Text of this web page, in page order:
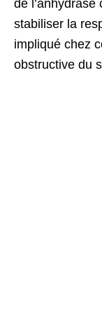
de
stabiliser la
impliqué chez
obstructive du